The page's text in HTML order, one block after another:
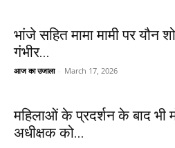
भांजे सहित मामा मामी पर यौन
गंभीर...
आज का उजाला - March 17, 2026
महिलाओं के प्रदर्शन के बाद भी
अधीक्षक को...